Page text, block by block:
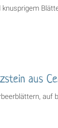
aus
auf